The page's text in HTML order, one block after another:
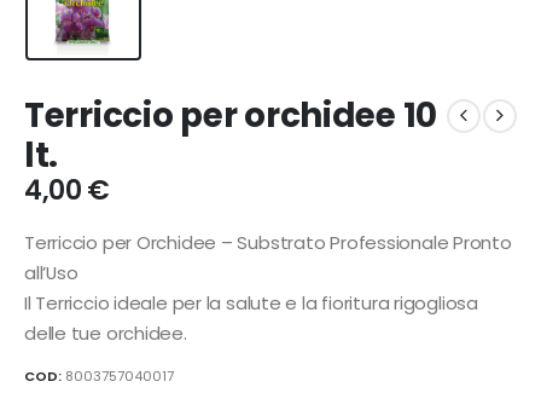
Terriccio per orchidee 10
lt.
4,00€
Terriccio per Orchidee – Substrato Professionale Pronto
all’Uso
Il Terriccio ideale per la salute e la fioritura rigogliosa
delle tue orchidee.
COD: 8003757040017